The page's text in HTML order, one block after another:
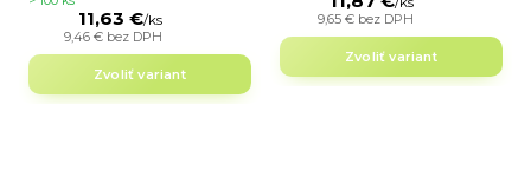
11,63 €/ks
9,46 € bez DPH
Zvoliť variant
9,65 € bez DPH
Zvoliť variant